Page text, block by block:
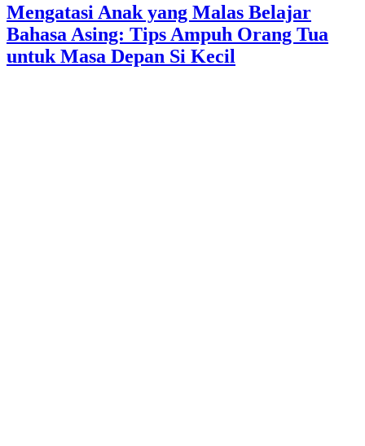
Mengatasi Anak yang Malas Belajar
Bahasa Asing: Tips Ampuh Orang Tua
untuk Masa Depan Si Kecil